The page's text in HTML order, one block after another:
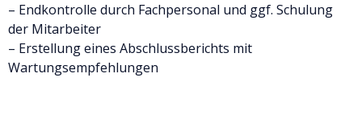
– Endkontrolle durch Fachpersonal und ggf. Schulung
der Mitarbeiter
– Erstellung eines Abschlussberichts mit
Wartungsempfehlungen